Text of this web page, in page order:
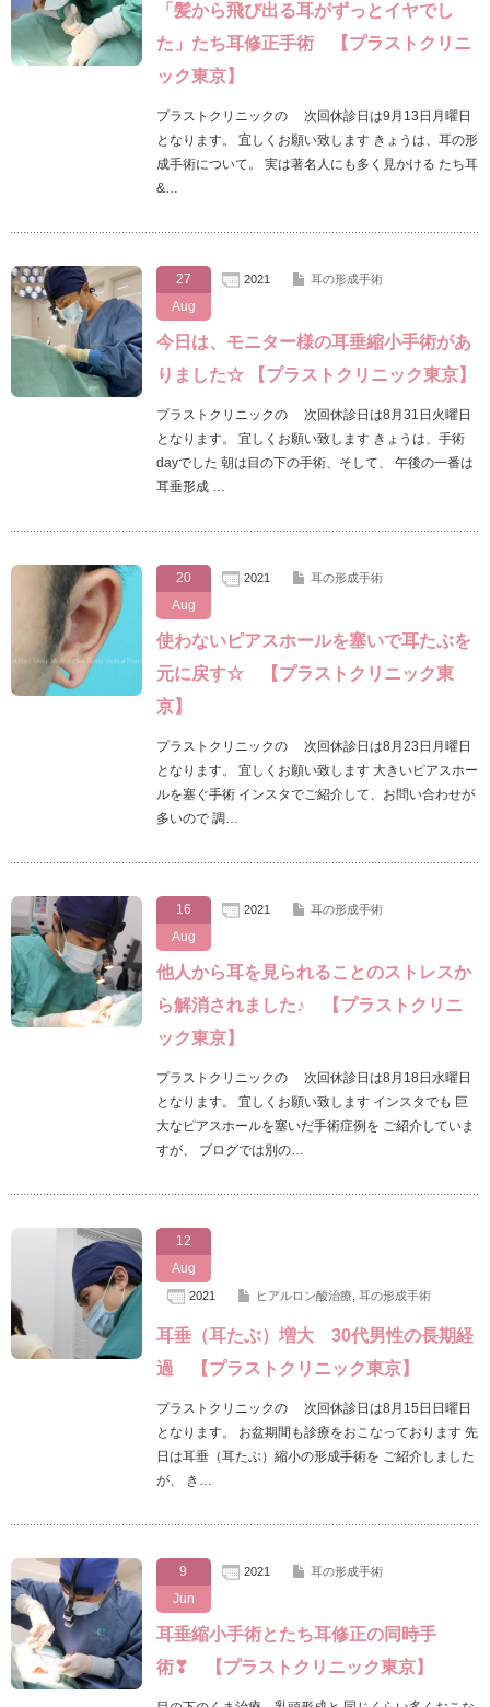
「髪から飛び出る耳がずっとイヤでし
た」たち耳修正手術 【プラストクリニ
ック東京】
プラストクリニックの 次回休診日は9月13日月曜日
となります。 宜しくお願い致します きょうは、耳の形
成手術について。 実は著名人にも多く見かける たち耳
&…
27
Aug
2021 耳の形成手術
今日は、モニター様の耳垂縮小手術があ
りました☆ 【プラストクリニック東京】
プラストクリニックの 次回休診日は8月31日火曜日
となります。 宜しくお願い致します きょうは、手術
dayでした 朝は目の下の手術、そして、 午後の一番は
耳垂形成 …
20
Aug
2021 耳の形成手術
使わないピアスホールを塞いで耳たぶを
元に戻す☆ 【プラストクリニック東
京】
プラストクリニックの 次回休診日は8月23日月曜日
となります。 宜しくお願い致します 大きいピアスホー
ルを塞ぐ手術 インスタでご紹介して、お問い合わせが
多いので 調…
16
Aug
2021 耳の形成手術
他人から耳を見られることのストレスか
ら解消されました♪ 【プラストクリニ
ック東京】
プラストクリニックの 次回休診日は8月18日水曜日
となります。 宜しくお願い致します インスタでも 巨
大なピアスホールを塞いだ手術症例を ご紹介していま
すが、 ブログでは別の…
12
Aug
2021 ヒアルロン酸治療, 耳の形成手術
耳垂（耳たぶ）増大 30代男性の長期経
過 【プラストクリニック東京】
プラストクリニックの 次回休診日は8月15日日曜日
となります。 お盆期間も診療をおこなっております 先
日は耳垂（耳たぶ）縮小の形成手術を ご紹介しました
が、 き…
9
Jun
2021 耳の形成手術
耳垂縮小手術とたち耳修正の同時手
術❣ 【プラストクリニック東京】